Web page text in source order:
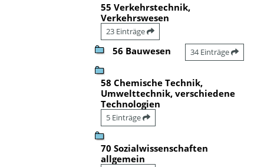
55 Verkehrstechnik,
Verkehrswesen
23 Einträge
56 Bauwesen 34 Einträge
58 Chemische Technik,
Umwelttechnik, verschiedene
Technologien
5 Einträge
70 Sozialwissenschaften
allgemein